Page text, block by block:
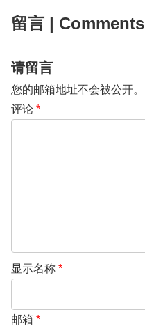
留言 | Comments
请留言
您的邮箱地址不会被公开。
评论 *
显示名称 *
邮箱 *